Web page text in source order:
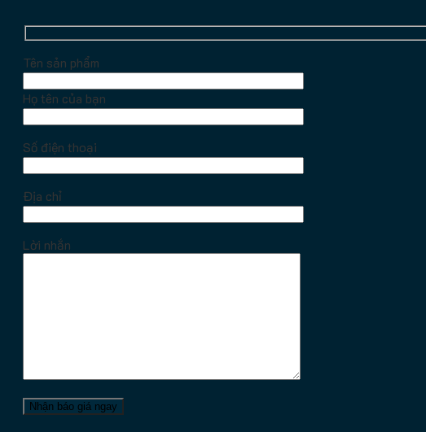
Tên sản phẩm
Họ tên của bạn
Số điện thoại
Địa chỉ
Lời nhắn